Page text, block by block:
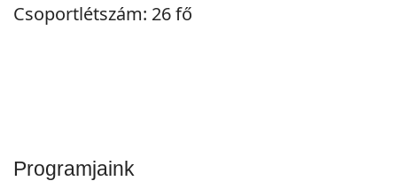
Csoportlétszám: 26 fő
Programjaink
év hónap